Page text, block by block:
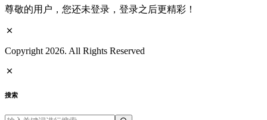
尊敬的用户，您还未登录，登录之后更精彩！
Copyright 2026. All Rights Reserved
搜索